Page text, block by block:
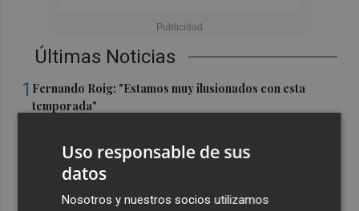
Últimas Noticias
1 Fernando Roig: "Estamos muy ilusionados con esta
temporada"
en la estación de tren de Alicante
Sagunt a Escena recupera 'La ópera de los tres
centavos' con la voz de Coque Malla
Uso responsable de sus
datos
Nosotros y nuestros socios utilizamos